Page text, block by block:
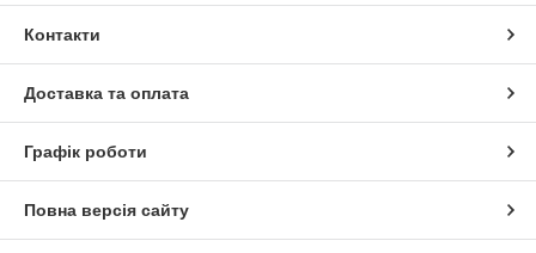
Контакти
Доставка та оплата
Графік роботи
Повна версія сайту